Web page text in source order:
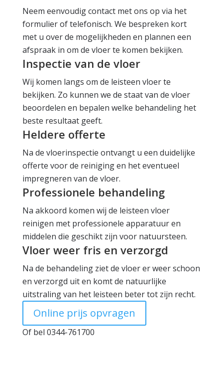
Neem eenvoudig contact met ons op via het
formulier of telefonisch. We bespreken kort
met u over de mogelijkheden en plannen een
afspraak in om de vloer te komen bekijken.
Inspectie van de vloer
Wij komen langs om de leisteen vloer te
bekijken. Zo kunnen we de staat van de vloer
beoordelen en bepalen welke behandeling het
beste resultaat geeft.
Heldere offerte
Na de vloerinspectie ontvangt u een duidelijke
offerte voor de reiniging en het eventueel
impregneren van de vloer.
Professionele behandeling
Na akkoord komen wij de leisteen vloer
reinigen met professionele apparatuur en
middelen die geschikt zijn voor natuursteen.
Vloer weer fris en verzorgd
Na de behandeling ziet de vloer er weer schoon
en verzorgd uit en komt de natuurlijke
uitstraling van het leisteen beter tot zijn recht.
Online prijs opvragen
Of bel 0344-761700